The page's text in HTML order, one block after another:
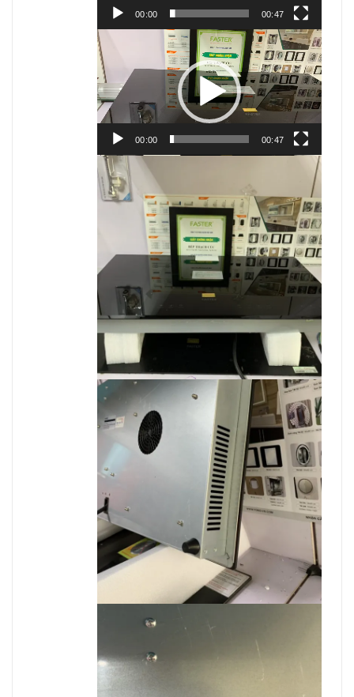
00:00 00:47
Trình
chơi
Video
00:00 00:47